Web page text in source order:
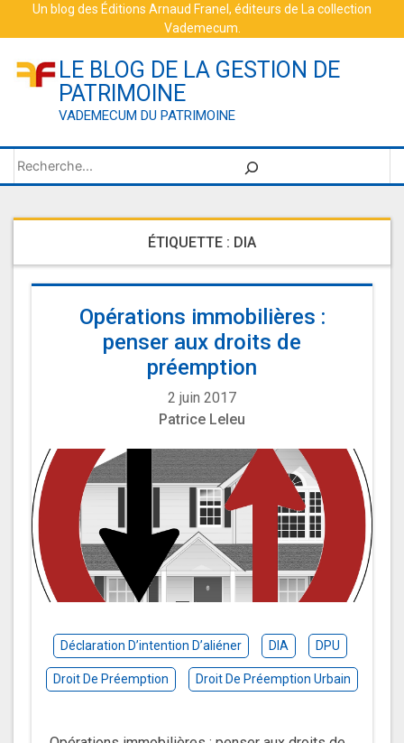
Un blog des Éditions Arnaud Franel , éditeurs de La collection
Vademecum
LE BLOG DE LA GESTION DE
PATRIMOINE
VADEMECUM DU PATRIMOINE
Rechercher
ÉTIQUETTE : DIA
Opérations immobilières :
penser aux droits de
préemption
2 juin 2017
Patrice Leleu
Déclaration D’intention D’aliéner DIA DPU
Droit De Préemption Droit De Préemption Urbain